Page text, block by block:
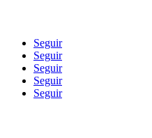
Seguir
Seguir
Seguir
Seguir
Seguir